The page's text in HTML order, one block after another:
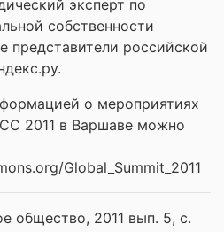
эксперт по
собственности
представители российской
о мероприятиях
2011 в Варшаве можно
Global_Summit_2011
общество, 2011 вып. 5, с.